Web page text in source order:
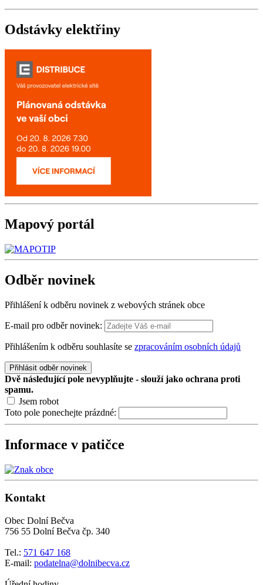
Odstávky elektřiny
Mapový portál
Odběr novinek
Přihlášení k odběru novinek z webových stránek obce
E-mail pro odběr novinek:
Přihlášením k odběru souhlasíte se zpracováním osobních údajů
Přihlásit odběr novinek
Dvě následující pole nevyplňujte - slouží jako ochrana proti
spamu.
Jsem robot
Toto pole ponechejte prázdné:
Informace v patičce
Kontakt
Obec Dolní Bečva
756 55 Dolní Bečva čp. 340
Tel.: 571 647 168
E-mail: podatelna@dolnibecva.cz